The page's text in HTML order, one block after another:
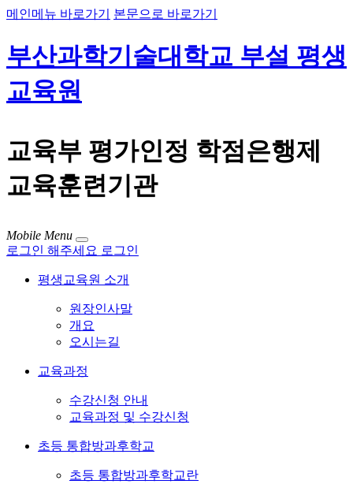
메인메뉴 바로가기 본문으로 바로가기
부산과학기술대학교 부설 평생
교육원
교육부 평가인정 학점은행제
교육훈련기관
Mobile Menu
로그인 해주세요 로그인
평생교육원 소개
원장인사말
개요
오시는길
교육과정
수강신청 안내
교육과정 및 수강신청
초등 통합방과후학교
초등 통합방과후학교란